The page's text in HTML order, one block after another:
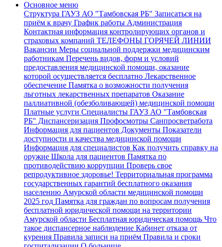
Основное меню
Структура ГАУЗ АО "Тамбовская РБ" Записаться на
приём к врачу График работы Администрация
Контактная информация контролирующих органов и
страховых компаний ТЕЛЕФОНЫ ГОРЯЧЕЙ ЛИНИИ
Вакансии Меры социальной поддержки медицинским
работникам Перечень видов, форм и условий
предоставления медицинской помощи, оказание
которой осуществляется бесплатно Лекарственное
обеспечение Памятка о возможности получения
льготных лекарственных препаратов Оказание
паллиативной (обезболивающей) медицинской помощи
Платные услуги Специалисты ГАУЗ АО "Тамбовская
РБ" Диспансеризация Профосмотры Санпросветработа
Информация для пациентов Документы Показатели
доступности и качества медицинской помощи
Информация для специалистов Как получить справку на
оружие Школа для пациентов Памятка по
противодействию коррупции Проверь свое
репродуктивное здоровье! Территориальная программа
государственных гарантий бесплатного оказания
населению Амурской области медицинской помощи
2025 год Памятка для граждан по вопросам получения
бесплатной юридической помощи на территории
Амурской области Бесплатная юридическая помощь Что
такое диспансерное наблюдение Кабинет отказа от
курения Правила записи на приём Правила и сроки